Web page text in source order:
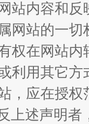
站内容和
网站的一
权在网站
利用其它
，应在授
上述声明